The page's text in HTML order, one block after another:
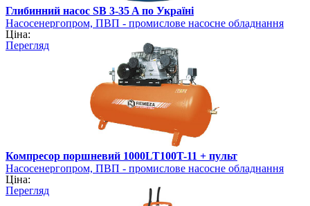
Глибинний насос SB 3-35 A по Україні
Насосенергопром, ПВП - промислове насосне обладнання
Ціна:
Перегляд
Компресор поршневий 1000LT100T-11 + пульт
Насосенергопром, ПВП - промислове насосне обладнання
Ціна:
Перегляд